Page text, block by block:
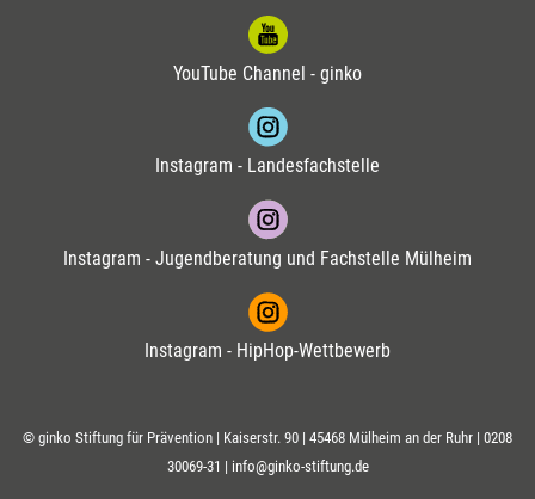
YouTube Channel - ginko
Instagram - Landesfachstelle
Instagram - Jugendberatung und Fachstelle Mülheim
Instagram - HipHop-Wettbewerb
© ginko Stiftung für Prävention | Kaiserstr. 90 | 45468 Mülheim an der Ruhr | 0208
30069-31 | info@ginko-stiftung.de